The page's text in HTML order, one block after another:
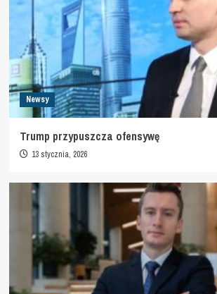
Newsy
Trump przypuszcza ofensywę
13 stycznia, 2026